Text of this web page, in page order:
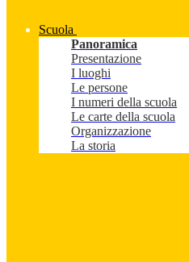
Scuola
Panoramica
Presentazione
I luoghi
Le persone
I numeri della scuola
Le carte della scuola
Organizzazione
La storia